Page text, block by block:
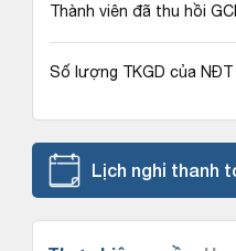
Thành viên đã thu hồi
Số lượng TKGD của NĐT
Lịch nghỉ thanh